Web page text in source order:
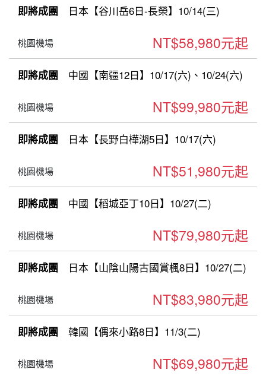
即將成團 日本【谷川岳6日-長榮】10/14(三)
桃園機場 NT$58,980元起
即將成團 中國【南疆12日】10/17(六)、10/24(六)
桃園機場 NT$99,980元起
即將成團 日本【長野白樺湖5日】10/17(六)
桃園機場 NT$51,980元起
即將成團 中國【稻城亞丁10日】10/27(二)
桃園機場 NT$79,980元起
即將成團 日本【山陰山陽古國賞楓8日】10/27(二)
桃園機場 NT$83,980元起
即將成團 韓國【偶來小路8日】11/3(二)
桃園機場 NT$69,980元起